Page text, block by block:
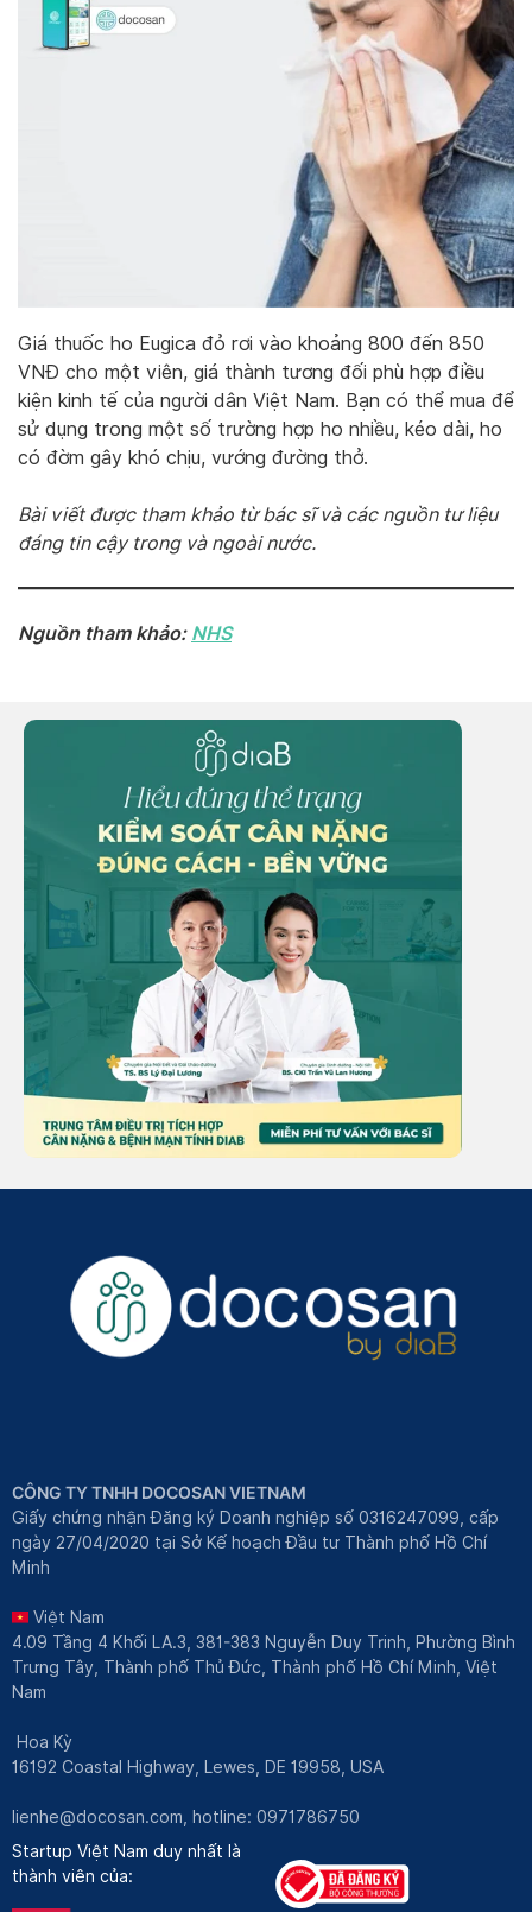
Giá thuốc ho Eugica đỏ rơi vào khoảng 800 đến 850
VNĐ cho một viên, giá thành tương đối phù hợp điều
kiện kinh tế của người dân Việt Nam. Bạn có thể mua để
sử dụng trong một số trường hợp ho nhiều, kéo dài, ho
có đờm gây khó chịu, vướng đường thở.
Bài viết được tham khảo từ bác sĩ và các nguồn tư liệu
đáng tin cậy trong và ngoài nước.
Nguồn tham khảo: NHS
CÔNG TY TNHH DOCOSAN VIETNAM
Giấy chứng nhận Đăng ký Doanh nghiệp số 0316247099, cấp
ngày 27/04/2020 tại Sở Kế hoạch Đầu tư Thành phố Hồ Chí
Minh
Việt Nam
4.09 Tầng 4 Khối LA.3, 381-383 Nguyễn Duy Trinh, Phường Bình
Trưng Tây, Thành phố Thủ Đức, Thành phố Hồ Chí Minh, Việt
Nam
Hoa Kỳ
16192 Coastal Highway, Lewes, DE 19958, USA
lienhe@docosan.com , hotline: 0971786750
Startup Việt Nam duy nhất là
thành viên của: